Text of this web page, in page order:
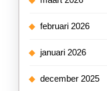
februari 2026
januari 2026
december 2025